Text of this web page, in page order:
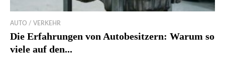
AUTO / VERKEHR
Die Erfahrungen von Autobesitzern: Warum so
viele auf den...